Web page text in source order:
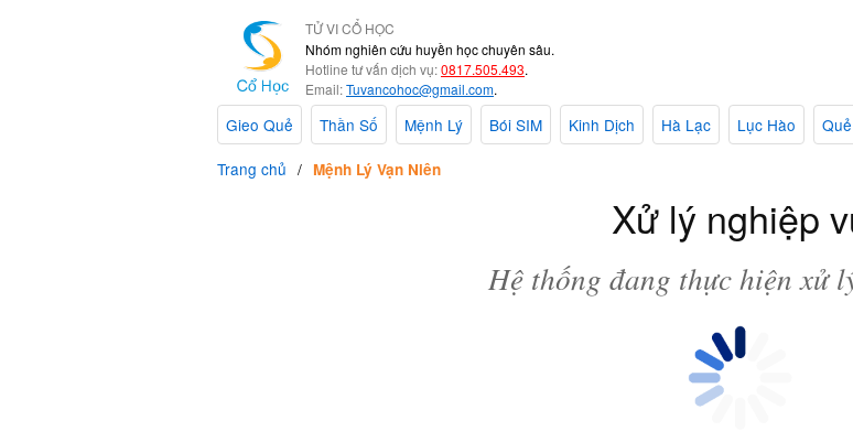
TỬ VI CỔ HỌC
Nhóm nghiên cứu huyền học chuyên sâu.
Hotline tư vấn dịch vụ:0817.505.493.
Email:Tuvancohoc@gmail.com.
Gieo Quẻ Thần Số Mệnh Lý Bói SIM Kinh Dịch Hà Lạc Lục Hào
Trang chủ
Mệnh Lý Vạn Niên
Xử lý nghiệp
Hệ thống đang thực hiện xử